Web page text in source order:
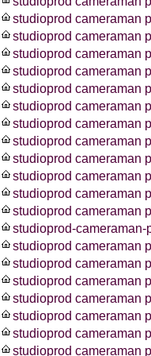
studioprod cameraman
studioprod cameraman
studioprod cameraman
studioprod cameraman
studioprod cameraman
studioprod cameraman
studioprod cameraman
studioprod cameraman
studioprod cameraman
studioprod cameraman
studioprod cameraman
studioprod cameraman
studioprod-
studioprod cameraman
studioprod cameraman
studioprod cameraman
studioprod cameraman
studioprod cameraman
studioprod cameraman
studioprod cameraman